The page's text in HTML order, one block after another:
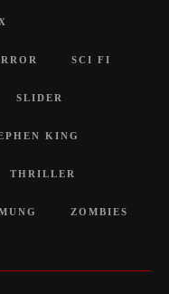
SCI FI
SLIDER
KING
THRILLER
ZOMBIES